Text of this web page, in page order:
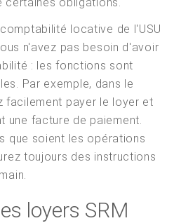
locative de l'USU
n'avez pas besoin d'avoir
: les fonctions sont
Par exemple, dans le
facilement payer le loyer et
une facture de paiement.
que soient les opérations
toujours des instructions
loyers SRM